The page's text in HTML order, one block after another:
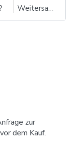
Weitersagen
zur
dem Kauf.